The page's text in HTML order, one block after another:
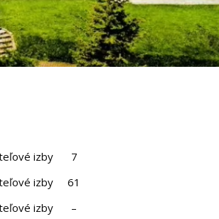
izby
7
izby
61
izby
–